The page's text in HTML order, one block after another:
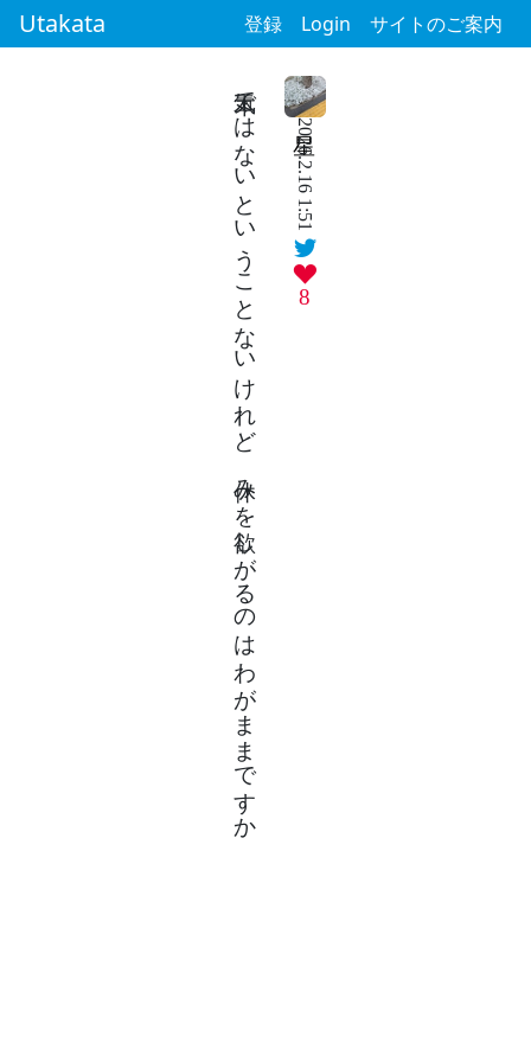
Utakata 登録 Login サイトのご案内
2026.2.16 1:51
8
本気ではないということないけれど 休みを欲しがるのはわがままですか